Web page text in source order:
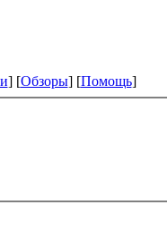
] [Обзоры] [Помощь]